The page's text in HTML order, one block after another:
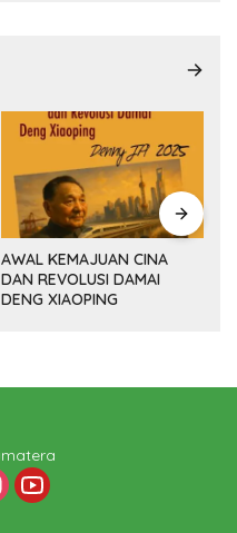
AWAL KEMAJUAN CINA
DAN REVOLUSI DAMAI
DENG XIAOPING